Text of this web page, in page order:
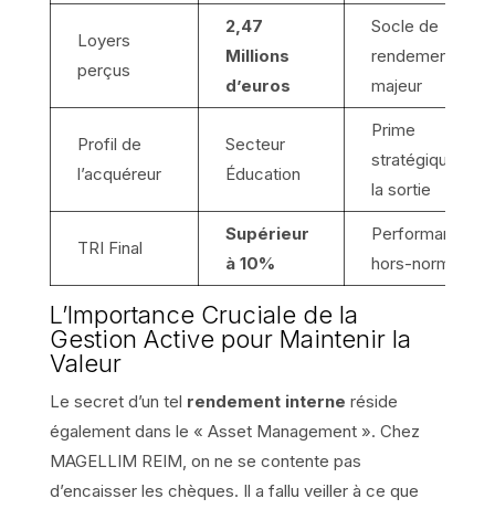
Loyers
perçus
2,47
Millions
d’euros
Socle de
rendement
majeur
Profil de
l’acquéreur
Secteur
Éducation
Prime
stratégique à
la sortie
TRI Final
Supérieur
à 10%
Performance
hors-norme
L’Importance Cruciale de la
Gestion Active pour Maintenir la
Valeur
Le secret d’un tel rendement interne réside
également dans le « Asset Management ». Chez
MAGELLIM REIM, on ne se contente pas
d’encaisser les chèques. Il a fallu veiller à ce que